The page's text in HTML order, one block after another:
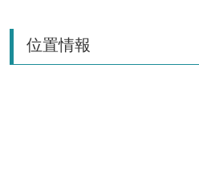
位置情報